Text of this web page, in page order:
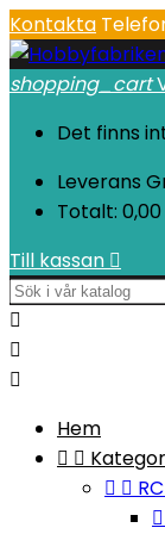
Kontakta
shopping_cart
Det finns
Leverans
Totalt:
Till kassan 



Hem
 
 
